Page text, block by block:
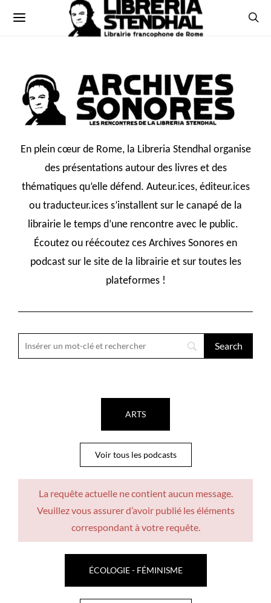
En plein cœur de Rome, la Libreria Stendhal organise
des présentations autour des livres et des
thématiques qu’elle défend. Auteur.ices, éditeur.ices
ou traducteur.ices s’installent sur le canapé de la
librairie le temps d’une rencontre avec le public.
Écoutez ou réécoutez ces Archives Sonores en
podcast sur le site de la librairie et sur toutes les
plateformes !
ARTS
Voir tous les podcasts
La requête actuelle ne contient aucun message.
Veuillez vous assurer d’avoir publié les éléments
correspondant à votre requête.
ÉCOLOGIE - FÉMINISME